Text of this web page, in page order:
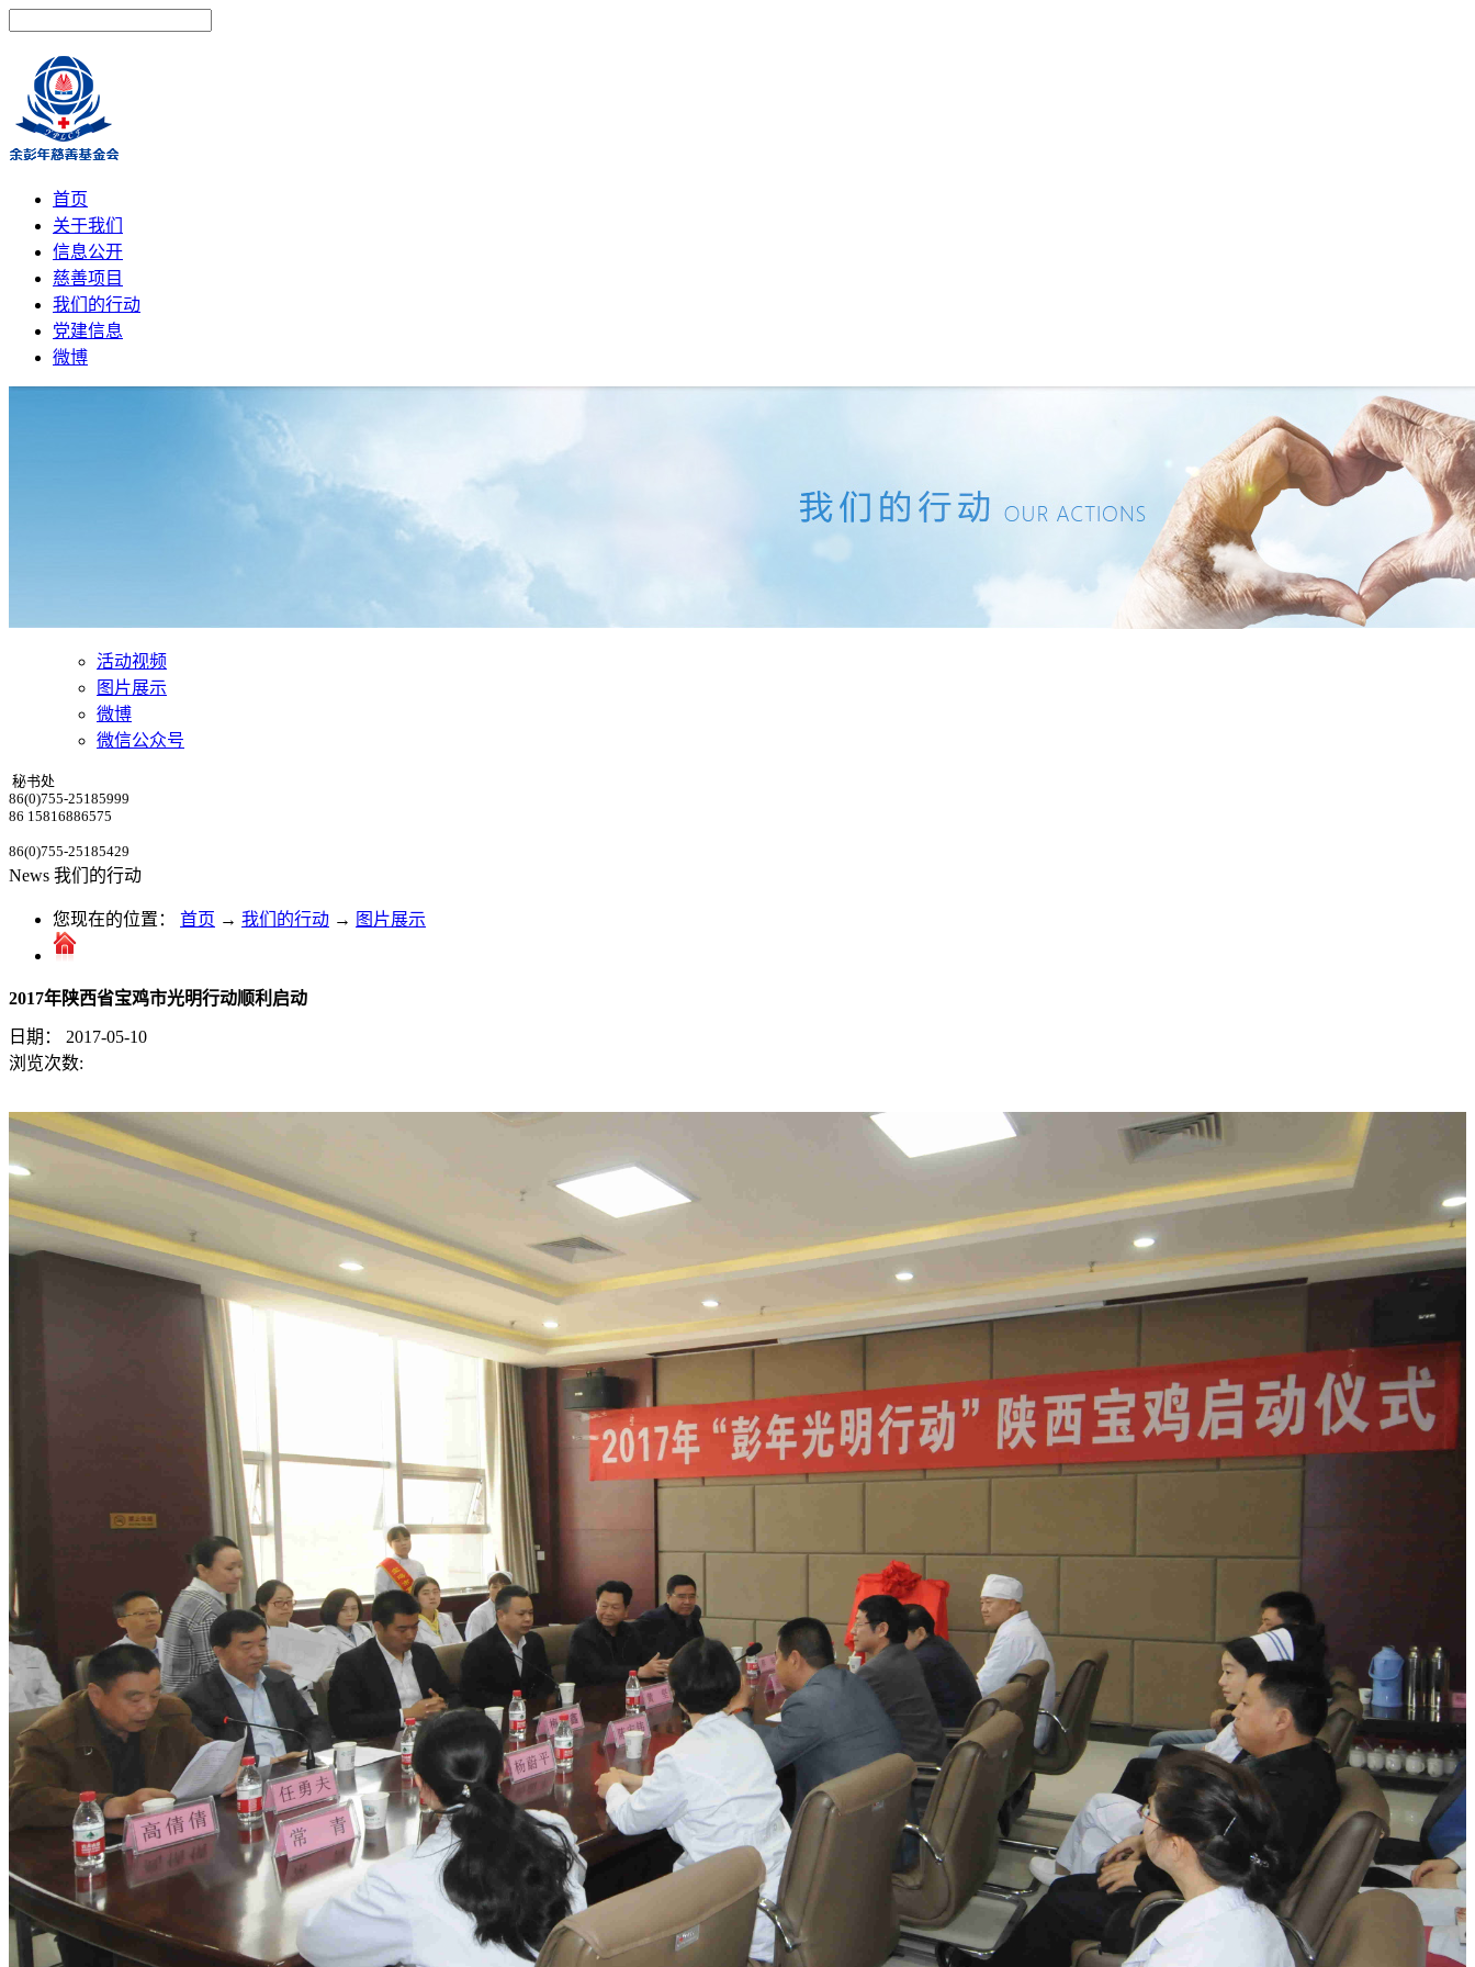
首页
关于我们
信息公开
慈善项目
我们的行动
党建信息
微博
活动视频
图片展示
微博
微信公众号
秘书处
86(0)755-25185999
86 15816886575
86(0)755-25185429
News 我们的行动
您现在的位置： 首页 → 我们的行动 → 图片展示
2017年陕西省宝鸡市光明行动顺利启动
日期：
2017-05-10
浏览次数: